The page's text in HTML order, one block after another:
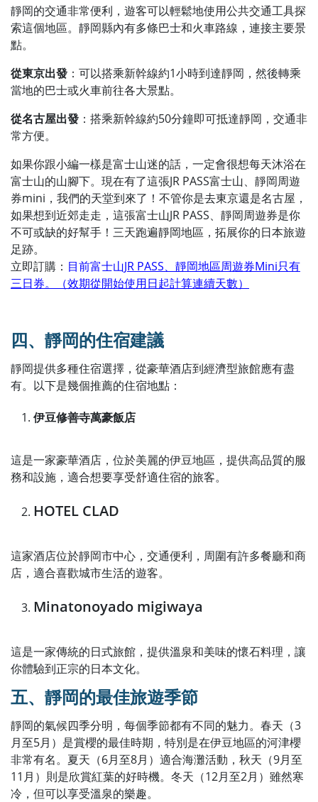
靜岡的交通非常便利，遊客可以輕鬆地使用公共交通工具探
索這個地區。靜岡縣內有多條巴士和火車路線，連接主要景
點。
從東京出發 ：可以搭乘新幹線約1小時到達靜岡，然後轉乘
當地的巴士或火車前往各大景點。
從名古屋出發 ：搭乘新幹線約50分鐘即可抵達靜岡，交通非
常方便。
如果你跟小編一樣是富士山迷的話，一定會很想每天沐浴在
富士山的山腳下。現在有了這張JR PASS富士山、靜岡周遊
券mini，我們的天堂到來了！不管你是去東京還是名古屋，
如果想到近郊走走，這張富士山JR PASS、靜岡周遊券是你
不可或缺的好幫手！三天跑遍靜岡地區，拓展你的日本旅遊
足跡。
立即訂購： 目前富士山JR PASS、靜岡地區周遊券Mini只有
三日券。（效期從開始使用日起計算連續天數）
四、靜岡的住宿建議
靜岡提供多種住宿選擇，從豪華酒店到經濟型旅館應有盡
有。以下是幾個推薦的住宿地點：
伊豆修善寺萬豪飯店
這是一家豪華酒店，位於美麗的伊豆地區，提供高品質的服
務和設施，適合想要享受舒適住宿的旅客。
HOTEL CLAD
這家酒店位於靜岡市中心，交通便利，周圍有許多餐廳和商
店，適合喜歡城市生活的遊客。
Minatonoyado migiwaya
這是一家傳統的日式旅館，提供溫泉和美味的懷石料理，讓
你體驗到正宗的日本文化。
五、靜岡的最佳旅遊季節
靜岡的氣候四季分明，每個季節都有不同的魅力。春天（3
月至5月）是賞櫻的最佳時期，特別是在伊豆地區的河津櫻
非常有名。夏天（6月至8月）適合海灘活動，秋天（9月至
11月）則是欣賞紅葉的好時機。冬天（12月至2月）雖然寒
冷，但可以享受溫泉的樂趣。